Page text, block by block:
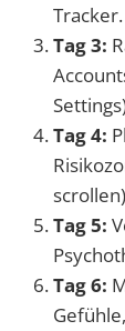
Tracker.
Tag 3:
Tag 4:
Tag 5:
Tag 6: